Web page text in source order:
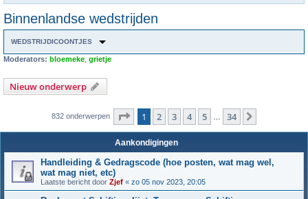
Binnenlandse wedstrijden
WEDSTRIJDICOONTJES
Moderators: bloemeke grietje
Nieuw onderwerp
832 onderwerpen Pagina van 34
1 2 3 4 5 34
Aankondigingen
Handleiding & Gedragscode (hoe posten, wat mag wel,
wat mag niet, etc)
Laatste bericht door Zjef « zo 05 nov 2023, 20:05